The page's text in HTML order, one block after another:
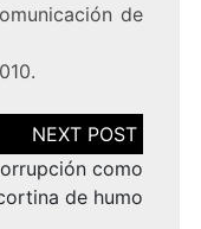
de
como
de humo